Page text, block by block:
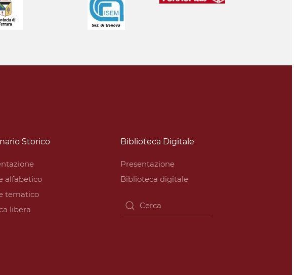
Storico
alfabetico
tematico
libera
Biblioteca Digitale
Presentazione
Biblioteca digitale